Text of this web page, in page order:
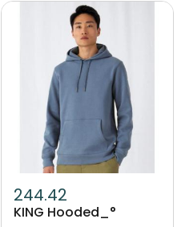
Image
244.42
KING Hooded_°